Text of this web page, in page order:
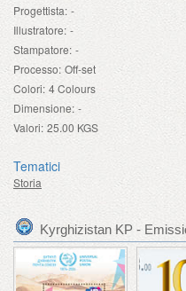
Progettista: -
Illustratore: -
Stampatore: -
Processo: Off-set
Colori: 4 Colours
Dimensione: -
Valori: 25.00 KGS
Tematici
Storia
Kyrghizistan KP -